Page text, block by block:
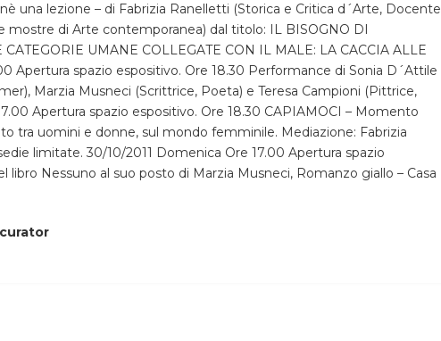
una lezione – di Fabrizia Ranelletti (Storica e Critica d´Arte, Docente
mostre di Arte contemporanea) dal titolo: IL BISOGNO DI
UMANE COLLEGATE CON IL MALE: LA CACCIA ALLE
Apertura spazio espositivo. Ore 18.30 Performance di Sonia D´Attile
Marzia Musneci (Scrittrice, Poeta) e Teresa Campioni (Pittrice,
Apertura spazio espositivo. Ore 18.30 CAPIAMOCI – Momento
tra uomini e donne, sul mondo femminile. Mediazione: Fabrizia
limitate. 30/10/2011 Domenica Ore 17.00 Apertura spazio
Nessuno al suo posto di Marzia Musneci, Romanzo giallo – Casa
curator